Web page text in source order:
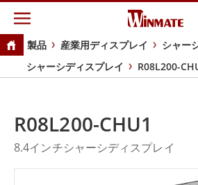
製品 産業用ディスプレイ
シャー
シャーシディスプレイ
R08L200-
R08L200-CHU1
8.4インチシャーシディスプレイ